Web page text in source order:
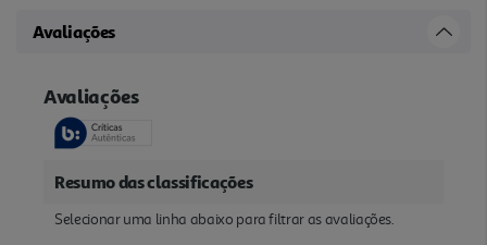
Avaliações